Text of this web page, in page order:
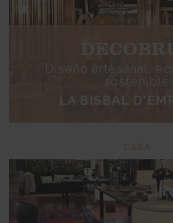
Diseño artesanal,
sostenible
LA BISBAL